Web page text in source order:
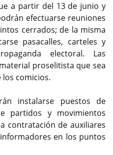
a partir del 13 de junio y
efectuarse reuniones
cerrados; de la misma
pasacalles, carteles y
electoral. Las
proselitista que sea
comicios.
instalarse puestos de
partidos y movimientos
contratación de auxiliares
en los puntos